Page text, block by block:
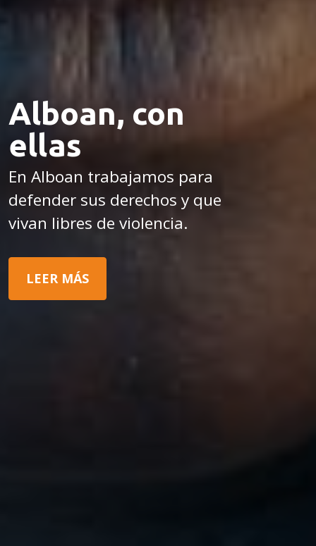
Alboan, con
ellas
En Alboan trabajamos para
defender sus derechos y que
vivan libres de violencia.
LEER MÁS